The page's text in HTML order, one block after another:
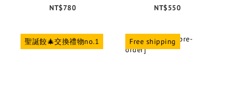
NT$780
NT$550
聖誕餃🎄交換禮物no.1 Free shipping